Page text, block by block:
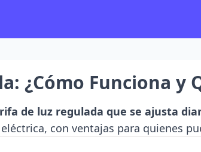
¿Cómo Funciona y
de luz regulada que se ajusta
con ventajas para quienes